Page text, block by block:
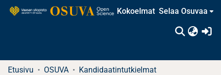
Kokoelmat Selaa Osuvaa
Etusivu OSUVA
Kandidaatintutkielmat